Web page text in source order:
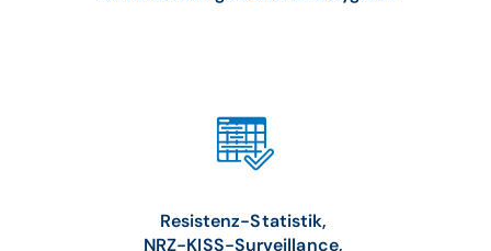
Resistenz-Statistik,
NRZ-KISS-Surveillance,